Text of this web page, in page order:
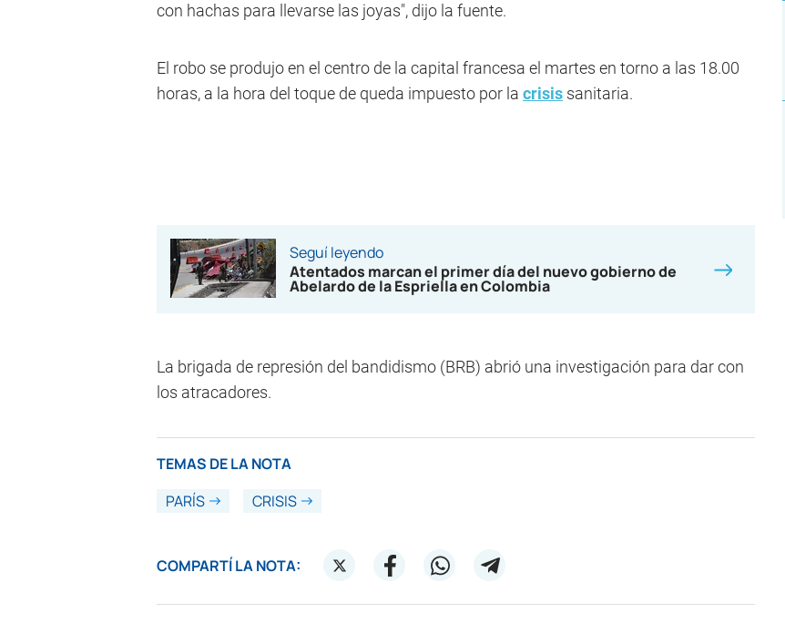
con hachas para llevarse las joyas", dijo la fuente.
El robo se produjo en el centro de la capital francesa el martes en torno a las 18.00
horas, a la hora del toque de queda impuesto por la crisis sanitaria.
Seguí leyendo
Atentados marcan el primer día del nuevo gobierno de
Abelardo de la Espriella en Colombia
La brigada de represión del bandidismo (BRB) abrió una investigación para dar con
los atracadores.
TEMAS DE LA NOTA
PARÍS
CRISIS
COMPARTÍ LA NOTA: